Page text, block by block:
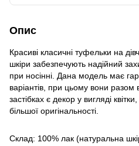
Опис
Красиві класичні туфельки на
шкіри забезпечують надійний
при носінні. Дана модель має
варіантів, при цьому вони
застібках є декор у вигляді
більшої оригінальності.
Склад: 100% лак (натуральна